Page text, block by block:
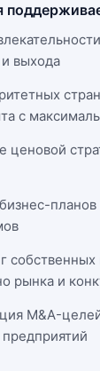
выхода
с
ценовой
собственных
рынка и
M&A-